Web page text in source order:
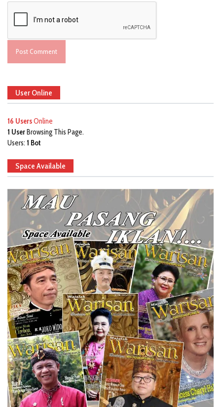
User Online
16 UsersOnline
1 UserBrowsing This Page.
Users: 1 Bot
Space Available